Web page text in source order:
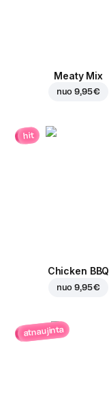
Meaty Mix
nuo9,95 €
hit
Chicken BBQ
nuo9,95 €
atnaujinta